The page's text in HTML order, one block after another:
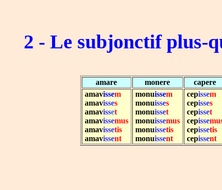
2 - Le subjonctif plus-
amare monere
capere
amavissem
amavisses
amavisset
amavissemus
amavissetis
amavissent
monuissem
monuisses
monuisset
monuissemus
monuissetis
monuissent
cepissem
cepisses
cepisset
cepisse
cepissetis
cepissent